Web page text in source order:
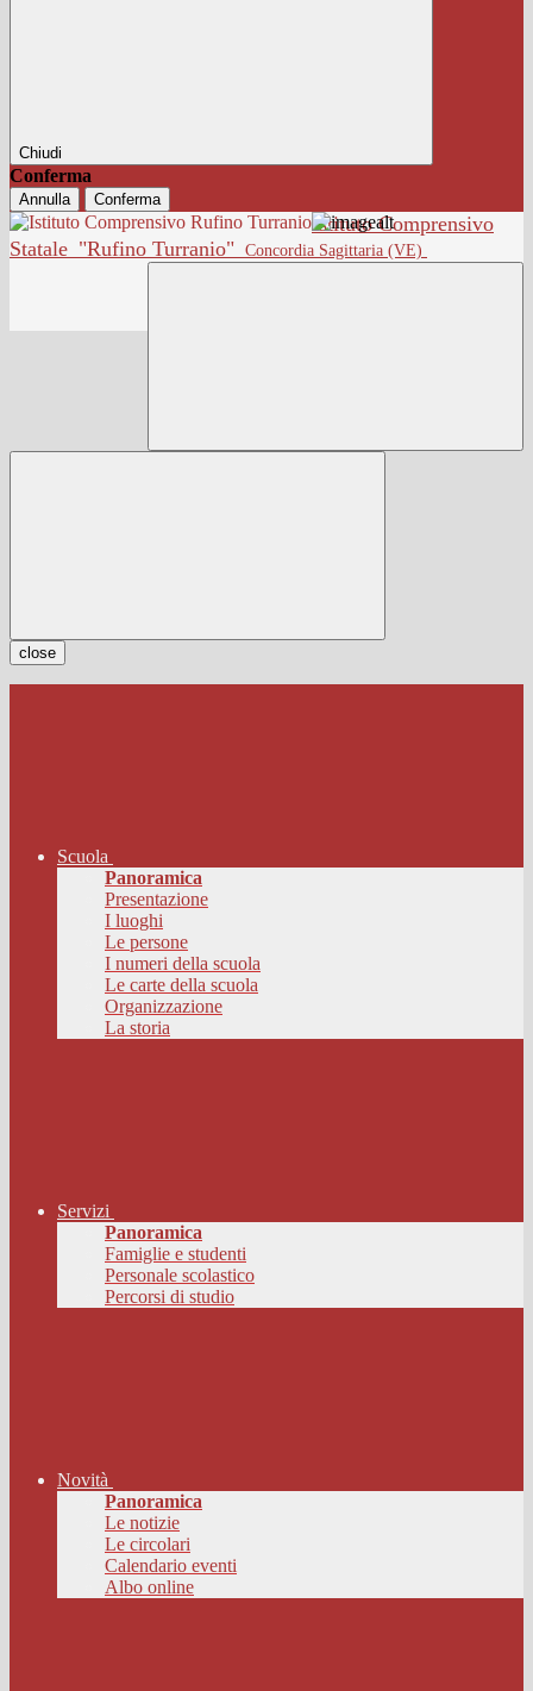
Chiudi
Conferma
Annulla Conferma
Istituto Comprensivo
Statale "Rufino Turranio" Concordia Sagittaria (VE)
close
Scuola
Panoramica
Presentazione
I luoghi
Le persone
I numeri della scuola
Le carte della scuola
Organizzazione
La storia
Servizi
Panoramica
Famiglie e studenti
Personale scolastico
Percorsi di studio
Novità
Panoramica
Le notizie
Le circolari
Calendario eventi
Albo online